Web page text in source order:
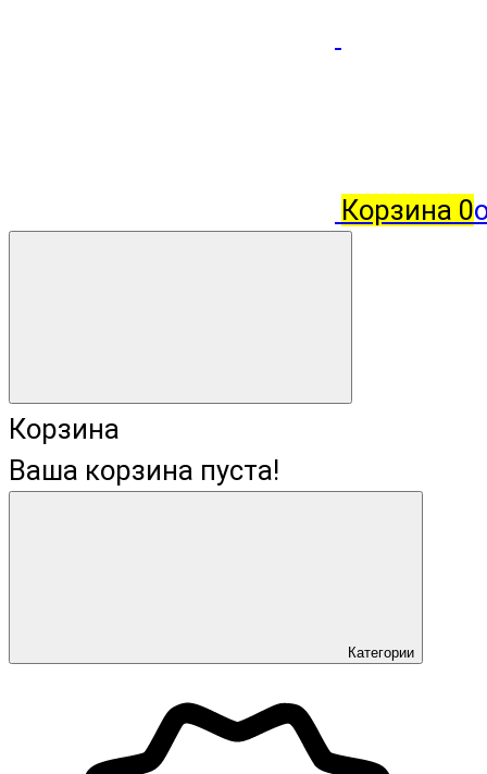
Корзина 0
Корзина
Ваша корзина пуста!
Категории